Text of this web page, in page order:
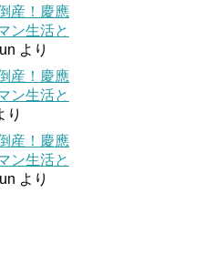
産！慶應
ン生活と
より
産！慶應
ン生活と
り
産！慶應
ン生活と
より